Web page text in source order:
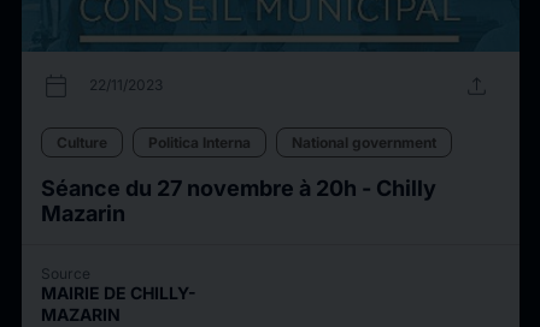
calendar_today 22/11/2023 upload
Culture Politica Interna National government
Séance du 27 novembre à 20h - Chilly
Mazarin
Source
MAIRIE DE CHILLY-
MAZARIN